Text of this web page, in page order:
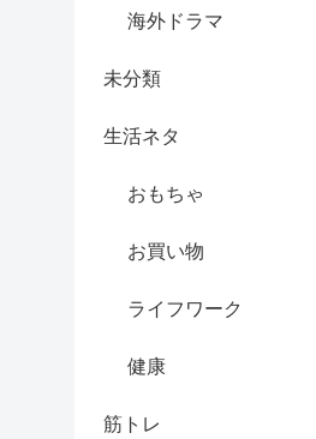
海外ドラマ
未分類
生活ネタ
おもちゃ
お買い物
ライフワーク
健康
筋トレ